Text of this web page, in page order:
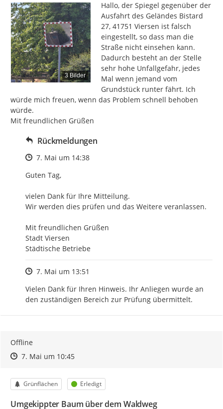
3 Bilder
Hallo, der Spiegel gegenüber der
Ausfahrt des Geländes Bistard
27, 41751 Viersen ist falsch
eingestellt, so dass man die
Straße nicht einsehen kann.
Dadurch besteht an der Stelle
sehr hohe Unfallgefahr, jedes
Mal wenn jemand vom
Grundstück runter fährt. Ich
würde mich freuen, wenn das Problem schnell behoben
würde.
Mit freundlichen Grüßen
Rückmeldungen
Zeitpunkt des Erstellens
7. Mai um 14:38
Guten Tag,
vielen Dank für Ihre Mitteilung.
Wir werden dies prüfen und das Weitere veranlassen.
Mit freundlichen Grüßen
Stadt Viersen
Städtische Betriebe
Zeitpunkt des Erstellens
7. Mai um 13:51
Vielen Dank für Ihren Hinweis. Ihr Anliegen wurde an
den zuständigen Bereich zur Prüfung übermittelt.
Offline
Zeitpunkt des Erstellens
Zeitpunkt des Erstellens
7. Mai um 10:45Zur Äußerung
Kategorie
Grünflächen Status
Erledigt
Umgekippter Baum über dem Waldweg